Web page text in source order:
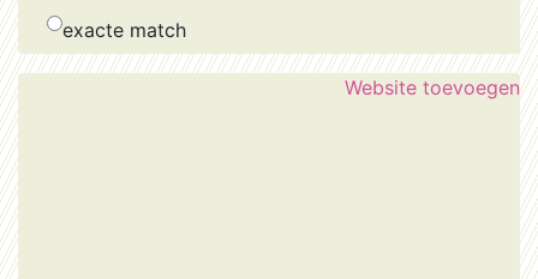
exacte match
Website toevoegen